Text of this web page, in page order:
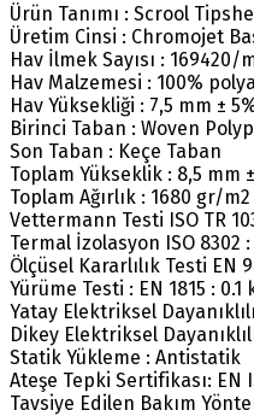
Ürün Tanımı : Scrool
Üretim Cinsi : Chromojet
Hav İlmek Sayısı : 169420/
Hav Malzemesi : 100%
Hav Yüksekliği : 7,5 mm ±
Birinci Taban : Woven
Son Taban : Keçe Taban
Toplam Yükseklik : 8,5 mm
Toplam Ağırlık : 1680 gr/
Vettermann Testi ISO TR
Termal İzolasyon ISO 8302
Ölçüsel Kararlılık Testi EN
Yürüme Testi : EN 1815 : 0.1
Yatay Elektriksel
Dikey Elektriksel
Statik Yükleme : Antistatik
Ateşe Tepki Sertifikası: EN
Tavsiye Edilen Bakım